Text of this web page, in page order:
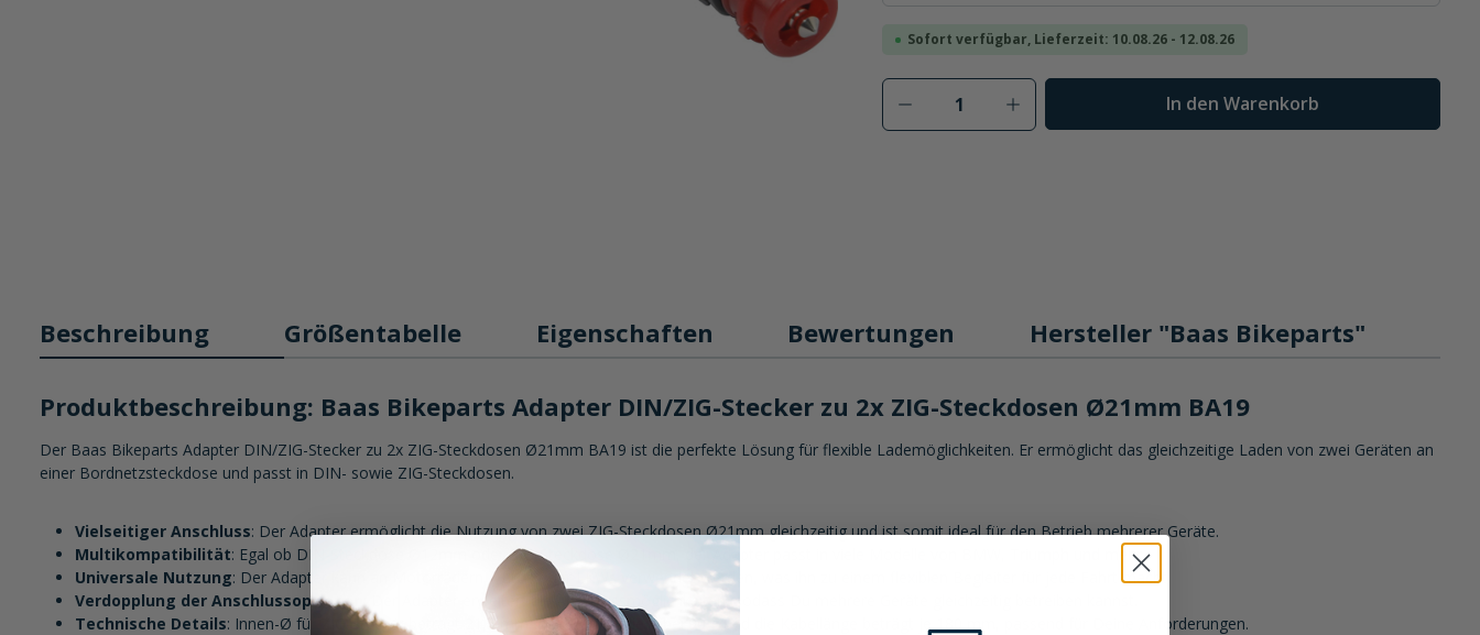
Sofort verfügbar, Lieferzeit: 10.08.26 - 12.08.26
Produkt Anzahl: Gib den gewünschten Wert ein
In den Warenkorb
Beschreibung Größentabelle Eigenschaften Bewertungen Hersteller "Baas Bikeparts"
Produktbeschreibung: Baas Bikeparts Adapter DIN/ZIG-Stecker zu 2x ZIG-Steckdosen Ø21mm BA19
Der Baas Bikeparts Adapter DIN/ZIG-Stecker zu 2x ZIG-Steckdosen Ø21mm BA19 ist die perfekte Lösung für flexible Lademöglichkeiten. Er ermöglicht das gleichzeitige Laden von zwei Geräten an
einer Bordnetzsteckdose und passt in DIN- sowie ZIG-Steckdosen.
Vielseitiger Anschluss: Der Adapter ermöglicht die Nutzung von zwei ZIG-Steckdosen Ø21mm gleichzeitig und ist somit ideal für den Betrieb mehrerer Geräte.
Multikompatibilität: Egal ob DIN-Steckdose Ø12mm oder ZIG-Steckdose Ø21mm, der Adapter passt in viele Modelle von BMW, Triumph und mehr.
Universale Nutzung: Der Adapter kann an Motorrädern, Autos oder LKWs verwendet werden, was ihn zu einem flexiblen Begleiter für jede Fahrt macht.
Verdopplung der Anschlussoptionen
: Der Adapter erweitert die Anschlussmöglichkeiten, sodass Du mehrere Geräte gleichzeitig betreiben kannst.
Technische Details: Innen-Ø für ZIG-Stecker beträgt 21,5 mm, das Gewicht liegt bei 90 g und die Kabellänge beträgt je 180 mm, passend für Deine Anforderungen.